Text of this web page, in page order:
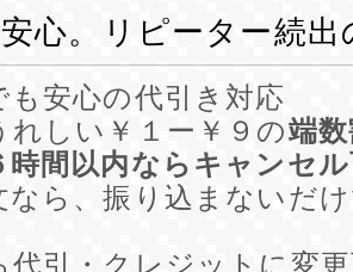
心。リピーター続出
も安心の代引き対応
れしい￥１ー￥９の端
時間以内ならキャンセ
なら、振り込まないだ
代引・クレジットに変